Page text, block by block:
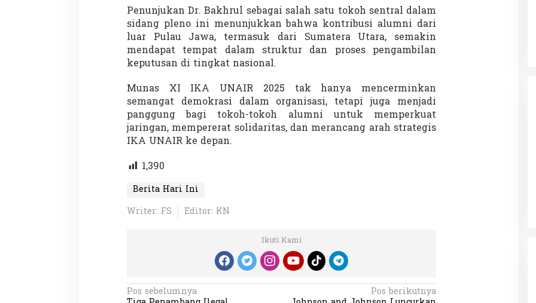
Penunjukan Dr. Bakhrul sebagai salah satu tokoh sentral dalam
sidang pleno ini menunjukkan bahwa kontribusi alumni dari
luar Pulau Jawa, termasuk dari Sumatera Utara, semakin
mendapat tempat dalam struktur dan proses pengambilan
keputusan di tingkat nasional.
Munas XI IKA UNAIR 2025 tak hanya mencerminkan
semangat demokrasi dalam organisasi, tetapi juga menjadi
panggung bagi tokoh-tokoh alumni untuk memperkuat
jaringan, mempererat solidaritas, dan merancang arah strategis
IKA UNAIR ke depan.
1,390
Berita Hari Ini
Writer: FS
Editor: KN
Ikuti Kami
N
Pos sebelumnya
Pos berikutnya
Penembakan Tragis Charlie Kirk di
Utah: Pelaku Senapan Jarak Jauh
Masih Buron
Di GLOBAL, SOROTAN | 12 September 2025
Demonstrasi Gen-Z Guncang
Nepal, PM Mundur Mendadak
Setelah Gedung Parlemen Dibakar
Di GLOBAL, SOROTAN